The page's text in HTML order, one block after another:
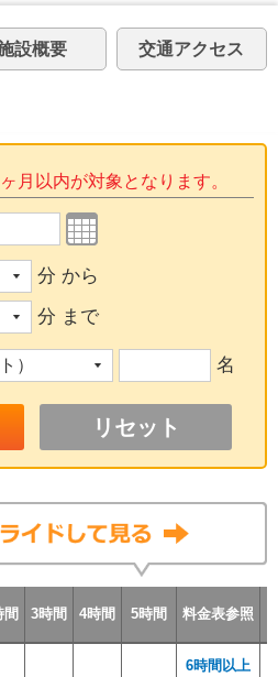
設概要 交通アクセス
月以内が対象となります。
分 から
分 まで
名
リセット
間 3時間 4時間 5時間 料金表参照
間 3時間 4時間 5時間 料金表参照
間 3時間 4時間 5時間 料金表参照
6時間以上
間 3時間 4時間 5時間 料金表参照
6時間以上